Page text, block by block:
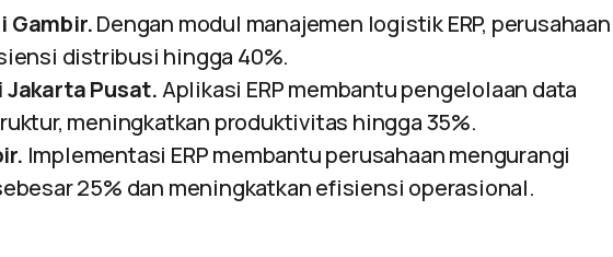
Gambir.Dengan modul manajemen logistik ERP, perusahaan
distribusi hingga 40%.
Pusat.Aplikasi ERP membantu pengelolaan data
meningkatkan produktivitas hingga 35%.
Implementasi ERP membantu perusahaan mengurangi
25% dan meningkatkan efisiensi operasional.